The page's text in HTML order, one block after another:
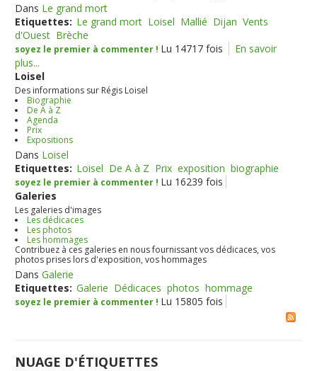
Dans Le grand mort
Etiquettes: Le grand mort Loisel Mallié Dijan Vents
d'Ouest Brèche
soyez le premier à commenter ! Lu 14717 fois
En savoir
plus...
Loisel
Des informations sur Régis Loisel
Biographie
De A à Z
Agenda
Prix
Expositions
Dans Loisel
Etiquettes: Loisel De A à Z Prix exposition biographie
soyez le premier à commenter ! Lu 16239 fois
Galeries
Les galeries d'images
Les dédicaces
Les photos
Les hommages
Contribuez à ces galeries en nous fournissant vos dédicaces, vos
photos prises lors d'exposition, vos hommages
DansGalerie
Etiquettes: Galerie Dédicaces photos hommage
soyez le premier à commenter ! Lu 15805 fois
NUAGE D'ÉTIQUETTES